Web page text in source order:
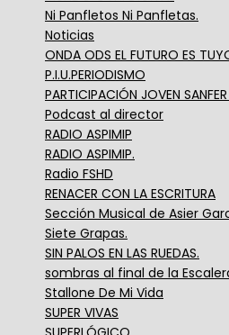
Ni Panfletos Ni Panfletas.
Noticias
ONDA ODS EL FUTURO ES
P.I.U.PERIODISMO
PARTICIPACIÓN JOVEN
Podcast al director
RADIO ASPIMIP
RADIO ASPIMIP.
Radio FSHD
RENACER CON LA ESCRITURA
Sección Musical de Asier
Siete Grapas.
SIN PALOS EN LAS RUEDAS.
sombras al final de la
Stallone De Mi Vida
SUPER VIVAS